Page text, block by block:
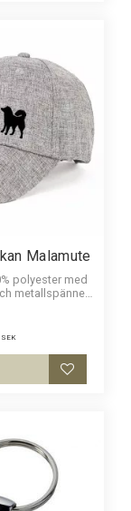
Malamute
polyester med
metallspänne.
SEK
Lägg till i